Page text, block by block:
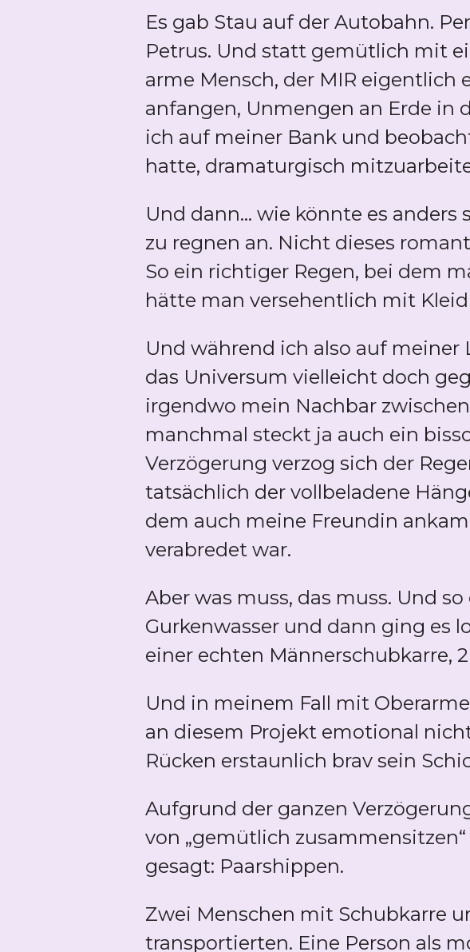
Es gab Stau auf der Autobahn.
Petrus. Und statt gemütlich mit
arme Mensch, der MIR eigentlich
anfangen, Unmengen an Erde in
ich auf meiner Bank und
hatte, dramaturgisch
Und dann... wie könnte es anders
zu regnen an. Nicht dieses
So ein richtiger Regen, bei dem
hätte man versehentlich mit
Und während ich also auf
das Universum vielleicht doch
irgendwo mein Nachbar
manchmal steckt ja auch ein
Verzögerung verzog sich der
tatsächlich der vollbeladene
dem auch meine Freundin
verabredet war.
Aber was muss, das muss. Und
Gurkenwasser und dann ging es
einer echten Männerschubkarre,
Und in meinem Fall mit
an diesem Projekt emotional
Rücken erstaunlich brav sein
Aufgrund der ganzen
von „gemütlich
gesagt: Paarshippen.
Zwei Menschen mit Schubkarre
transportierten. Eine Person als